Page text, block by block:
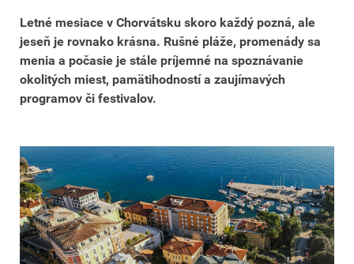
Letné mesiace v Chorvátsku skoro každý pozná, ale
jeseň je rovnako krásna. Rušné pláže, promenády sa
menia a počasie je stále príjemné na spoznávanie
okolitých miest, pamätihodností a zaujímavých
programov či festivalov.